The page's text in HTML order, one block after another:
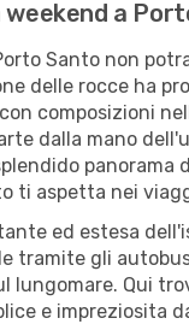
a
Santo non
delle rocce ha
composizioni
dalla mano
panorama
ti aspetta nei
ed estesa
tramite gli
Qui
e impreziosita